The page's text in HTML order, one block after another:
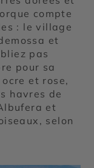
compte
: le village
et
pas
pour sa
et rose,
havres de
et
selon